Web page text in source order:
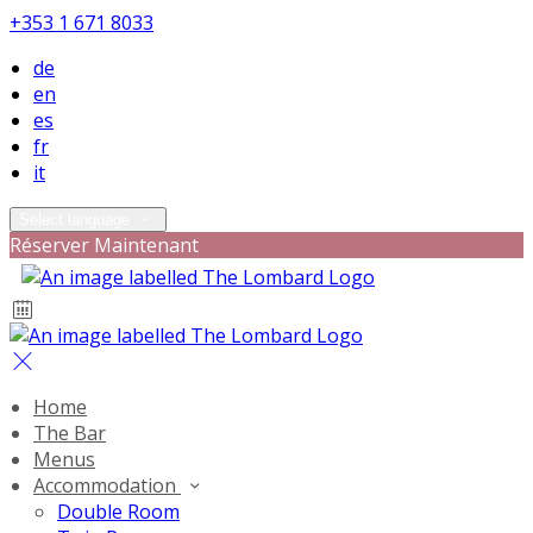
+353 1 671 8033
de
en
es
fr
it
Réserver Maintenant
Home
The Bar
Menus
Accommodation
Double Room